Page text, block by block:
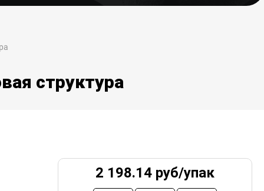
структура
2 198.14руб/упак